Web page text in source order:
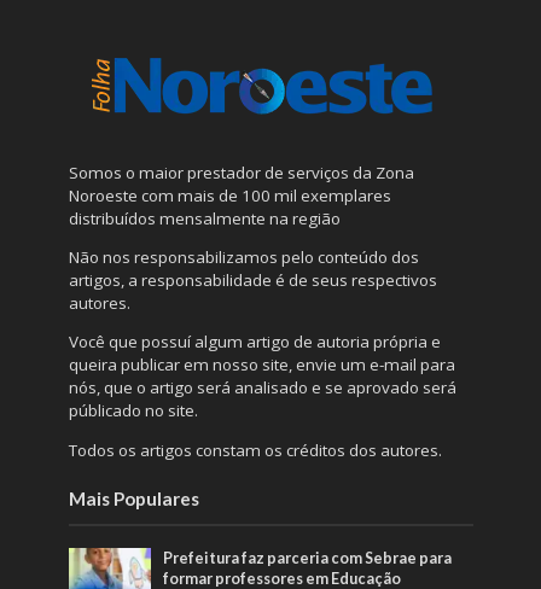
Somos o maior prestador de serviços da Zona
Noroeste com mais de 100 mil exemplares
distribuídos mensalmente na região
Não nos responsabilizamos pelo conteúdo dos
artigos, a responsabilidade é de seus respectivos
autores.
Você que possuí algum artigo de autoria própria e
queira publicar em nosso site, envie um e-mail para
nós, que o artigo será analisado e se aprovado será
públicado no site.
Todos os artigos constam os créditos dos autores.
Mais Populares
Prefeitura faz parceria com Sebrae para
formar professores em Educação